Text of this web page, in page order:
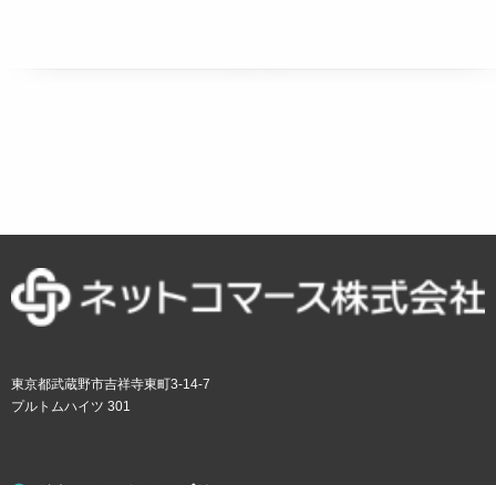
東京都武蔵野市吉祥寺東町3-14-7
プルトムハイツ 301